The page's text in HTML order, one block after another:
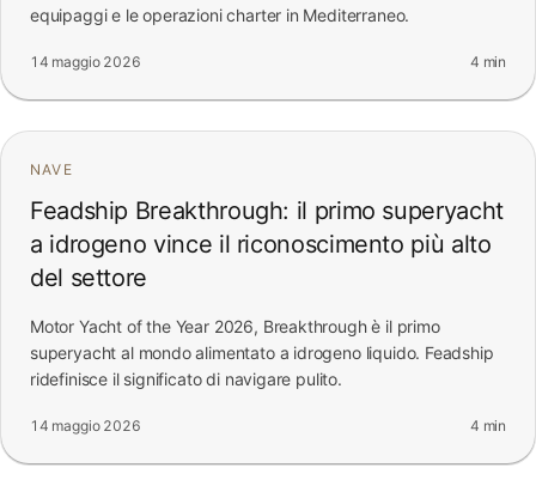
equipaggi e le operazioni charter in Mediterraneo.
14 maggio 2026 4 min
NAVE
Feadship Breakthrough: il primo superyacht
a idrogeno vince il riconoscimento più alto
del settore
Motor Yacht of the Year 2026, Breakthrough è il primo
superyacht al mondo alimentato a idrogeno liquido. Feadship
ridefinisce il significato di navigare pulito.
14 maggio 2026 4 min